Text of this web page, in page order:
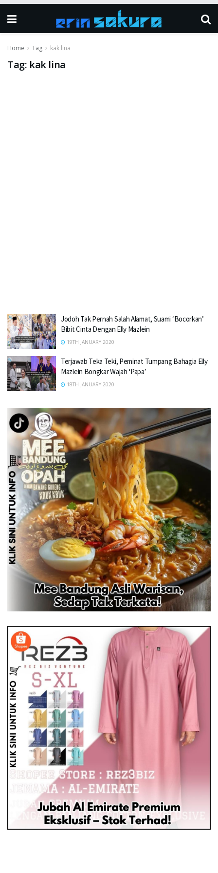
Home Tag kak lina
Tag: kak lina
Jodoh Tak Pernah Salah Alamat, Suami ‘Bocorkan’
Bibit Cinta Dengan Elly Mazlein
19TH JANUARY 2020
Terjawab Teka Teki, Peminat Tumpang Bahagia Elly
Mazlein Bongkar Wajah ‘Papa’
18TH JANUARY 2020